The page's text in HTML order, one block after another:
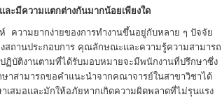
ละมีความแตกต่างกันมากน้อยเพียงใด
ความยากง่ายของการทำงานขึ้นอยู่กับหลาย ๆ ปัจจัย
ถานประกอบการ คุณลักษณะและความรู้ความสามารถ
บัติงานตามที่ได้รับมอบหมายจะมีพนักงานที่ปรึกษาซึ่ง
าสามารถขอคำแนะนำจากคณาจารย์ในสาขาวิชาได้
เสมอและมักให้อภัยหากเกิดความผิดพลาดที่ไม่รุนแรง